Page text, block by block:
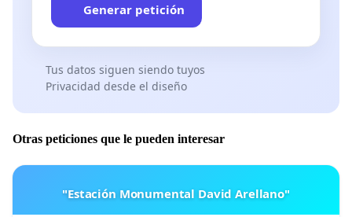
Generar petición
Tus datos siguen siendo tuyos
Privacidad desde el diseño
Otras peticiones que le pueden interesar
"Estación Monumental David Arellano"